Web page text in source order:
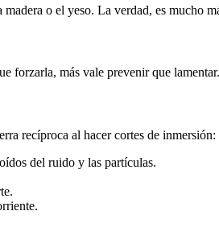
o el yeso. La verdad, es mucho
forzarla, más vale prevenir que lamentar.
recíproca al hacer cortes de inmersión:
del ruido y las partículas.